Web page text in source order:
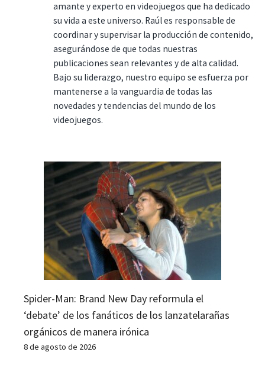
amante y experto en videojuegos que ha dedicado
su vida a este universo. Raúl es responsable de
coordinar y supervisar la producción de contenido,
asegurándose de que todas nuestras
publicaciones sean relevantes y de alta calidad.
Bajo su liderazgo, nuestro equipo se esfuerza por
mantenerse a la vanguardia de todas las
novedades y tendencias del mundo de los
videojuegos.
Spider-Man: Brand New Day reformula el
‘debate’ de los fanáticos de los lanzatelarañas
orgánicos de manera irónica
8 de agosto de 2026